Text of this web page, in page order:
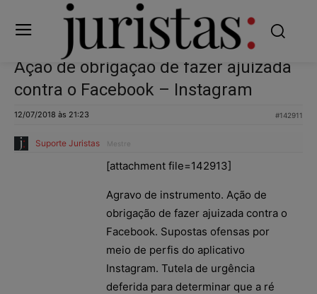
Ação de obrigação de fazer ajuizada
contra o Facebook – Instagram
12/07/2018 às 21:23 #142911
Suporte Juristas Mestre
[attachment file=142913]
Agravo de instrumento. Ação de
obrigação de fazer ajuizada contra o
Facebook. Supostas ofensas por
meio de perfis do aplicativo
Instagram. Tutela de urgência
deferida para determinar que a ré